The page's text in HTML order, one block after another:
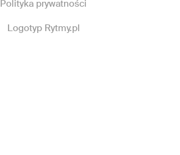
Polityka prywatności
Logotyp Rytmy.pl